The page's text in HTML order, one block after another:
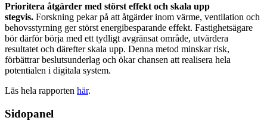
Prioritera åtgärder med störst effekt och skala upp
stegvis. Forskning pekar på att åtgärder inom värme, ventilation och
behovsstyrning ger störst energibesparande effekt. Fastighetsägare
bör därför börja med ett tydligt avgränsat område, utvärdera
resultatet och därefter skala upp. Denna metod minskar risk,
förbättrar beslutsunderlag och ökar chansen att realisera hela
potentialen i digitala system.
Läs hela rapporten här.
Sidopanel